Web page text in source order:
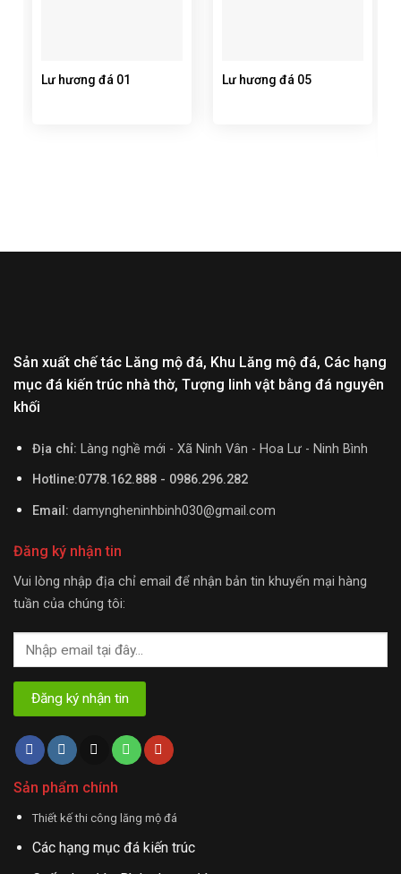
Lư hương đá 01 Lư hương đá 05
Sản xuất chế tác Lăng mộ đá, Khu Lăng mộ đá, Các hạng
mục đá kiến trúc nhà thờ, Tượng linh vật bằng đá nguyên
khối
Địa chỉ: Làng nghề mới - Xã Ninh Vân - Hoa Lư - Ninh Bình
Hotline:0778.162.888 - 0986.296.282
Email: damyngheninhbinh030@gmail.com
Đăng ký nhận tin
Vui lòng nhập địa chỉ email để nhận bản tin khuyến mại hàng
tuần của chúng tôi:
Sản phẩm chính
Thiết kế thi công lăng mộ đá
Các hạng mục đá kiến trúc